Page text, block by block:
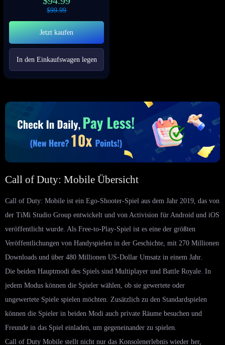
$99.99
Jetzt kaufen
In den Einkaufswagen legen
Call of Duty: Mobile Übersicht
Call of Duty: Mobile ist ein Ego-Shooter-Spiel aus dem Jahr 2019, das von
der TiMi Studio Group entwickelt und von Activision für Android und iOS
veröffentlicht wurde. Als Free-to-Play-Spiel ist es eine der größten
Veröffentlichungen von Handyspielen in der Geschichte, mit 270 Millionen
Downloads und über 480 Millionen US-Dollar Umsatz in einem Jahr.
Die beiden Hauptmodi des Spiels sind Multiplayer und Battle Royale. In
jedem Modus können die Spieler wählen, ob sie gewertete oder
ungewertete Spiele spielen möchten. Zusätzlich zu den Standardspielen
können die Spieler in beiden Modi auch private Räume besuchen und
Freunde in das Spiel einladen, um gegeneinander zu spielen.
Call of Duty Mobile stellt nicht nur das Konsolenerlebnis wieder her,